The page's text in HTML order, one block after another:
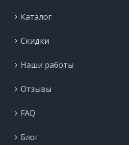
Каталог
Скидки
Наши работы
Отзывы
FAQ
Блог